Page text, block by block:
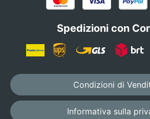
Spedizioni con
Condizioni di
Informativa sulla